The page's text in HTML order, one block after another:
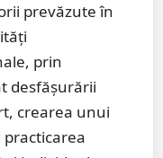
prevăzute în
prin
desfășurării
crearea unui